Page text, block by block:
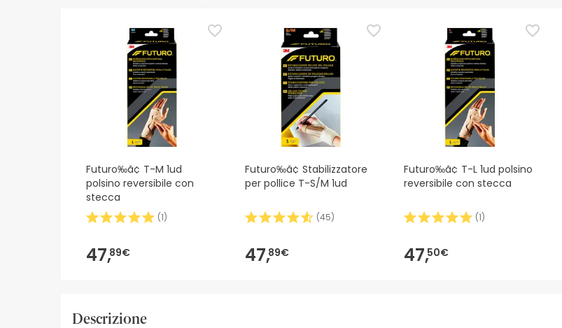
Futuro‰ã¢ T-M 1ud
polsino reversibile con
stecca
(1)
47,89€
Futuro‰ã¢ Stabilizzatore
per pollice T-S/M 1ud
(45)
47,89€
Futuro‰ã¢ T-L 1ud polsino
reversibile con stecca
(1)
47,50€
Descrizione